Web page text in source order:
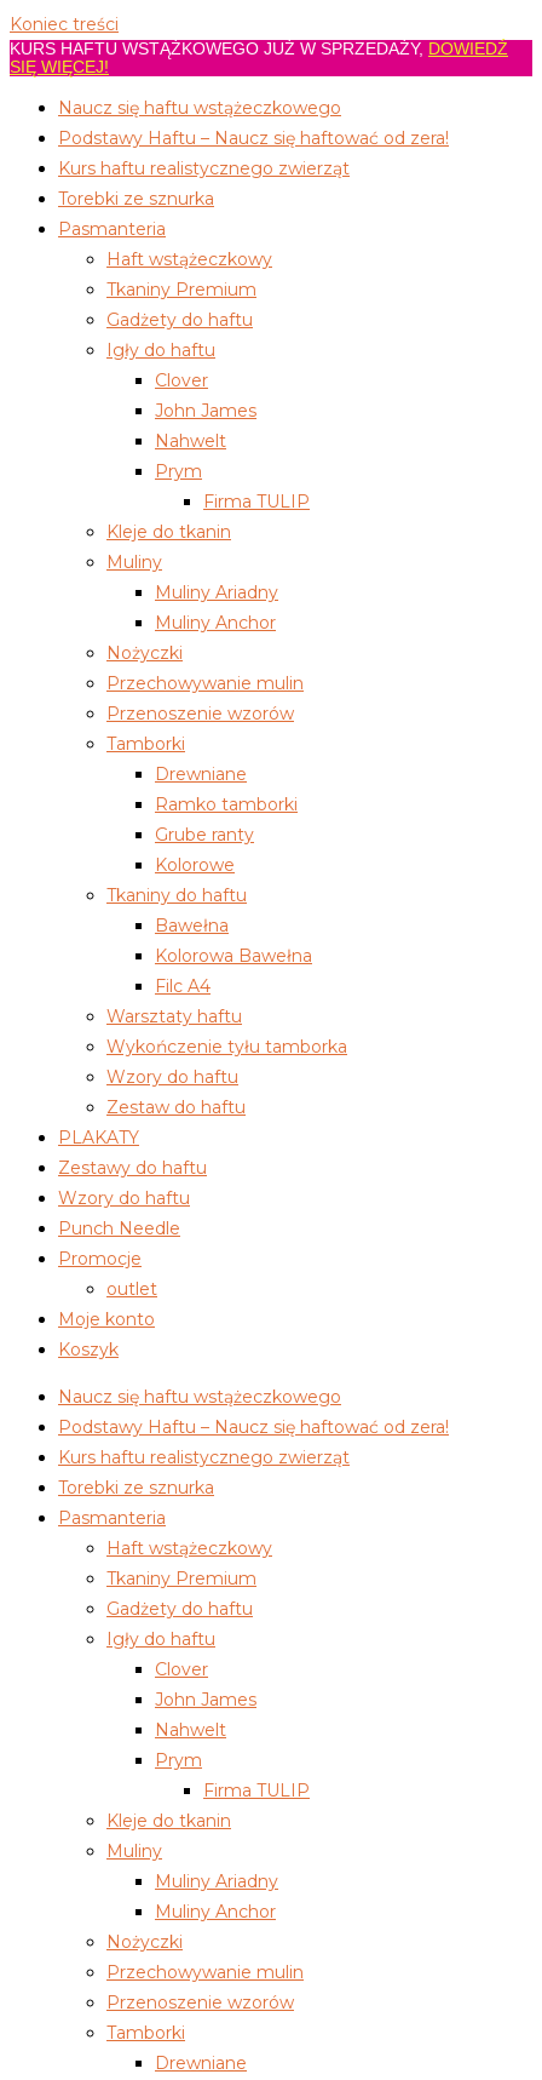
Koniec treści
KURS HAFTU WSTĄŻKOWEGO JUŻ W SPRZEDAŻY, DOWIEDŹ
SIĘ WIĘCEJ!
Naucz się haftu wstążeczkowego
Podstawy Haftu – Naucz się haftować od zera!
Kurs haftu realistycznego zwierząt
Torebki ze sznurka
Pasmanteria
Haft wstążeczkowy
Tkaniny Premium
Gadżety do haftu
Igły do haftu
Clover
John James
Nahwelt
Prym
Firma TULIP
Kleje do tkanin
Muliny
Muliny Ariadny
Muliny Anchor
Nożyczki
Przechowywanie mulin
Przenoszenie wzorów
Tamborki
Drewniane
Ramko tamborki
Grube ranty
Kolorowe
Tkaniny do haftu
Bawełna
Kolorowa Bawełna
Filc A4
Warsztaty haftu
Wykończenie tyłu tamborka
Wzory do haftu
Zestaw do haftu
PLAKATY
Zestawy do haftu
Wzory do haftu
Punch Needle
Promocje
outlet
Moje konto
Koszyk
Naucz się haftu wstążeczkowego
Podstawy Haftu – Naucz się haftować od zera!
Kurs haftu realistycznego zwierząt
Torebki ze sznurka
Pasmanteria
Haft wstążeczkowy
Tkaniny Premium
Gadżety do haftu
Igły do haftu
Clover
John James
Nahwelt
Prym
Firma TULIP
Kleje do tkanin
Muliny
Muliny Ariadny
Muliny Anchor
Nożyczki
Przechowywanie mulin
Przenoszenie wzorów
Tamborki
Drewniane